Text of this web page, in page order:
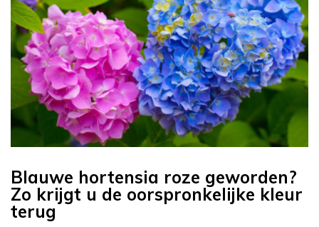
Blauwe hortensia roze geworden?
Zo krijgt u de oorspronkelijke kleur
terug